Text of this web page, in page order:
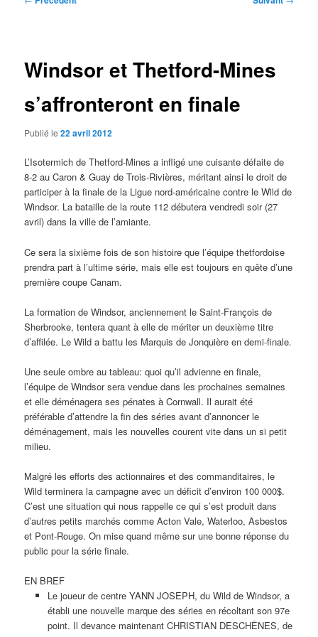
Windsor et Thetford-Mines
s’affronteront en finale
Publié le22 avril 2012
L’Isotermich de Thetford-Mines a infligé une cuisante défaite de
8-2 au Caron & Guay de Trois-Rivières, méritant ainsi le droit de
participer à la finale de la Ligue nord-américaine contre le Wild de
Windsor. La bataille de la route 112 débutera vendredi soir (27
avril) dans la ville de l’amiante.
Ce sera la sixième fois de son histoire que l’équipe thetfordoise
prendra part à l’ultime série, mais elle est toujours en quête d’une
première coupe Canam.
La formation de Windsor, anciennement le Saint-François de
Sherbrooke, tentera quant à elle de mériter un deuxième titre
d’affilée. Le Wild a battu les Marquis de Jonquière en demi-finale.
Une seule ombre au tableau: quoi qu’il advienne en finale,
l’équipe de Windsor sera vendue dans les prochaines semaines
et elle déménagera ses pénates à Cornwall. Il aurait été
préférable d’attendre la fin des séries avant d’annoncer le
déménagement, mais les nouvelles courent vite dans un si petit
milieu.
Malgré les efforts des actionnaires et des commanditaires, le
Wild terminera la campagne avec un déficit d’environ 100 000$.
C’est une situation qui nous rappelle ce qui s’est produit dans
d’autres petits marchés comme Acton Vale, Waterloo, Asbestos
et Pont-Rouge. On mise quand même sur une bonne réponse du
public pour la série finale.
EN BREF
Le joueur de centre YANN JOSEPH, du Wild de Windsor, a
établi une nouvelle marque des séries en récoltant son 97e
point. Il devance maintenant CHRISTIAN DESCHÊNES, de